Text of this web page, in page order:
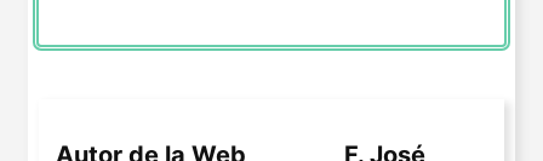
Autor de la Web F. José